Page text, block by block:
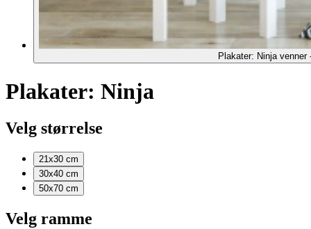
Plakater: Ninja venner
Plakater: Ninja
Velg størrelse
21x30 cm
30x40 cm
50x70 cm
Velg ramme